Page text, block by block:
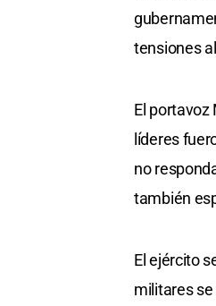
tensiones
El portavoz
líderes
no
también
El ejército
militares